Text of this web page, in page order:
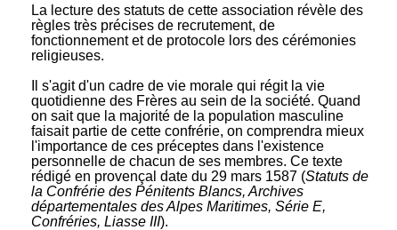
La lecture des statuts de cette association révèle des
règles très précises de recrutement, de
fonctionnement et de protocole lors des cérémonies
religieuses.
Il s'agit d'un cadre de vie morale qui régit la vie
quotidienne des Frères au sein de la société. Quand
on sait que la majorité de la population masculine
faisait partie de cette confrérie, on comprendra mieux
l'importance de ces préceptes dans l'existence
personnelle de chacun de ses membres. Ce texte
rédigé en provençal date du 29 mars 1587 (Statuts de
la Confrérie des Pénitents Blancs, Archives
départementales des Alpes Maritimes, Série E,
Confréries, Liasse III).